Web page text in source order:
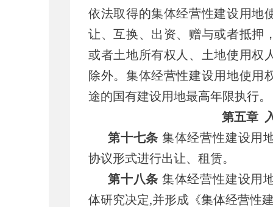
依法取得的集体经营性建设用地
让、互换、出资、赠与或者抵押
或者土地所有权人、土地使用权
除外。集体经营性建设用地使用
途的国有建设用地最高年限执行。
第五章
第十七条 集体经营性建设用
协议形式进行出让、租赁。
第十八条 集体经营性建设用
体研究决定,并形成《集体经营性